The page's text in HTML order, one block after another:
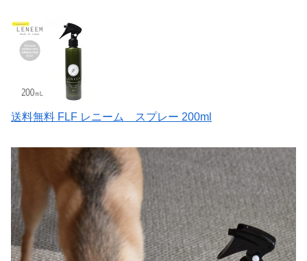
送料無料 FLF レニーム スプレー 200ml